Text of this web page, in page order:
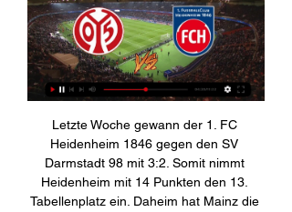
Letzte Woche gewann der 1. FC
Heidenheim 1846 gegen den SV
Darmstadt 98 mit 3:2. Somit nimmt
Heidenheim mit 14 Punkten den 13.
Tabellenplatz ein. Daheim hat Mainz die